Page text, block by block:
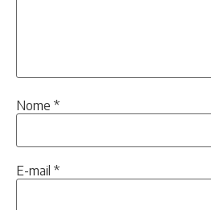
Nome *
E-mail *